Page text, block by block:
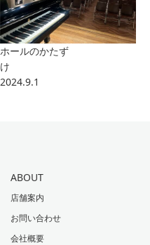
ホールのかたず
け
2024.9.1
ABOUT
店舗案内
お問い合わせ
会社概要